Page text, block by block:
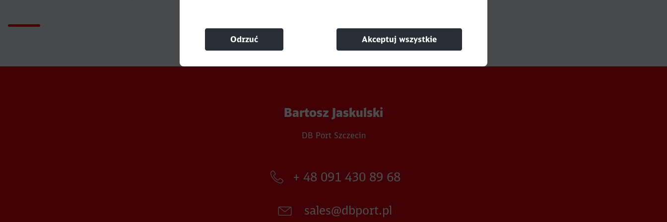
Odrzuć Akceptuj wszystkie
Bartosz Jaskulski
DB Port Szczecin
+ 48 091 430 89 68​
sales@dbport.pl​